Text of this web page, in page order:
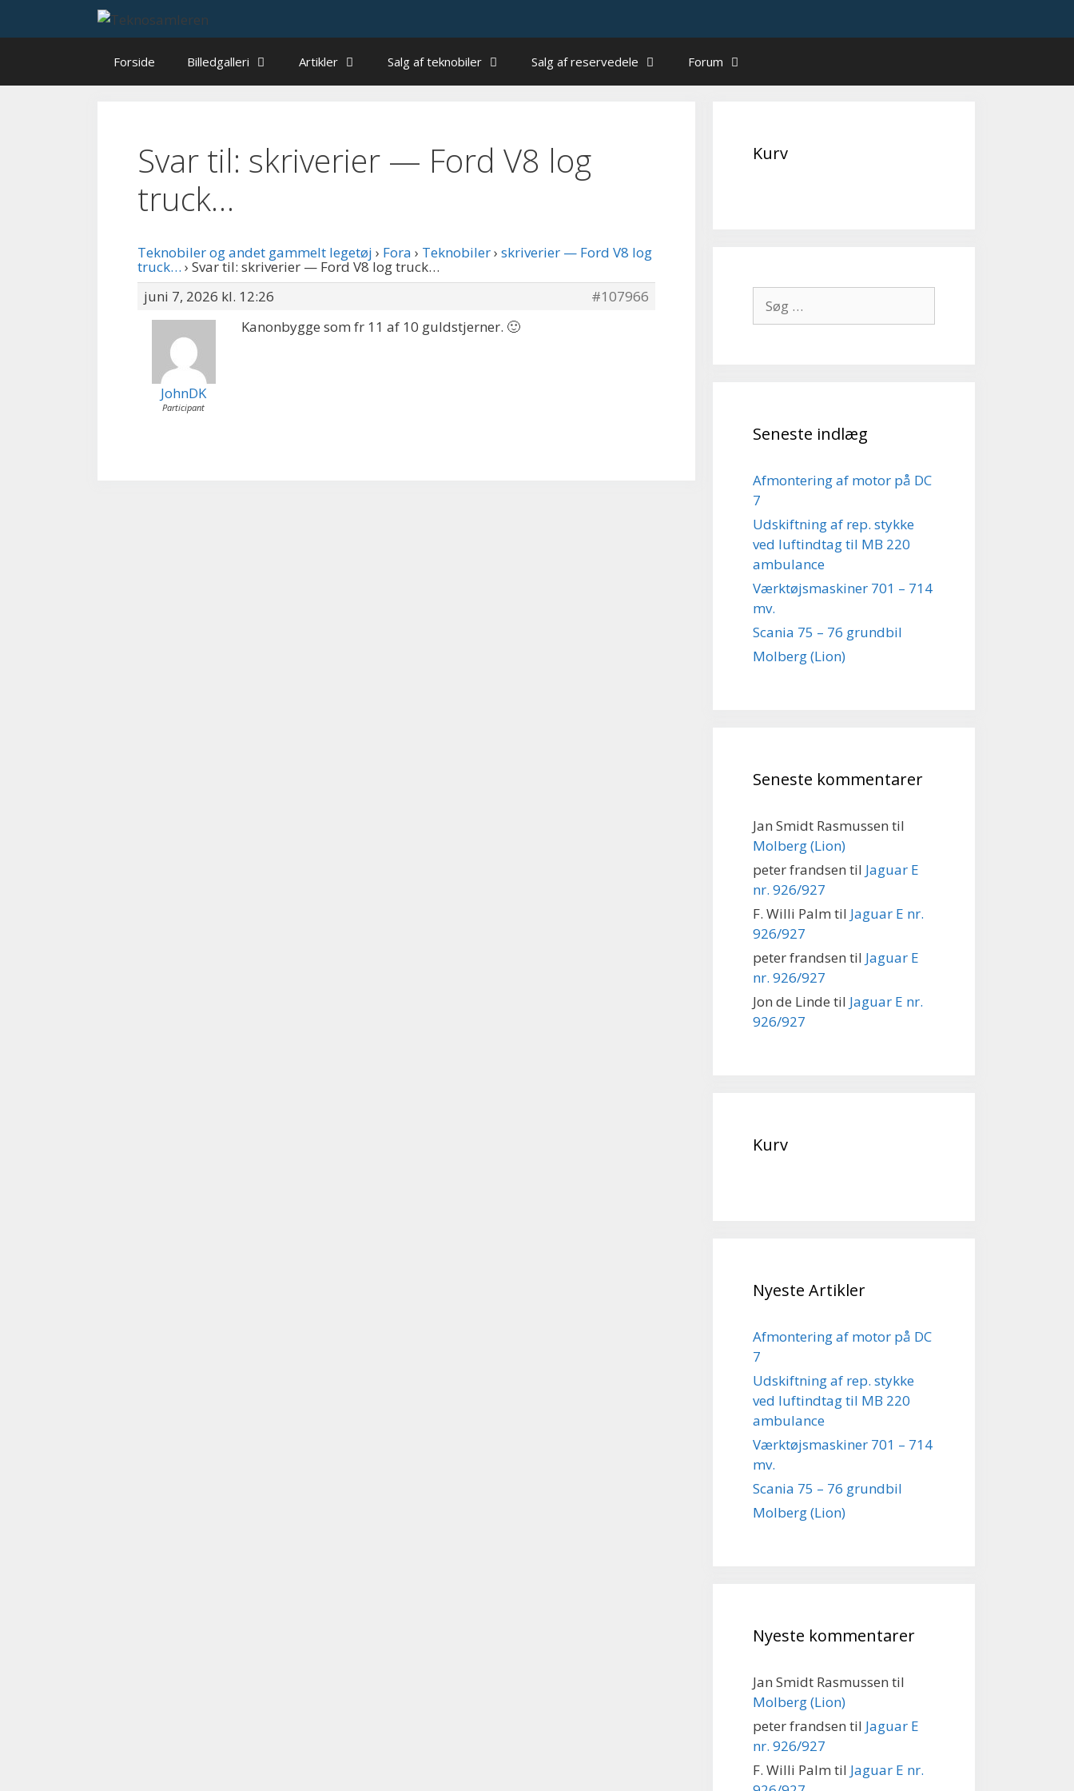
Forside Billedgalleri Artikler Salg af teknobiler Salg af reservedele Forum
Svar til: skriverier — Ford V8 log
truck…
Teknobiler og andet gammelt legetøj › Fora › Teknobiler› skriverier — Ford V8 log
truck… › Svar til: skriverier — Ford V8 log truck…
juni 7, 2026 kl. 12:26
#107966
JohnDK
Participant
Kanonbygge som fr 11 af 10 guldstjerner. 🙂
Kurv
efter:
Seneste indlæg
Afmontering af motor på DC
7
Udskiftning af rep. stykke
ved luftindtag til MB 220
ambulance
Værktøjsmaskiner 701 – 714
mv.
Scania 75 – 76 grundbil
Molberg (Lion)
Seneste kommentarer
Jan Smidt Rasmussen til
Molberg (Lion)
peter frandsen til Jaguar E
nr. 926/927
F. Willi Palm til Jaguar E nr.
926/927
peter frandsen til Jaguar E
nr. 926/927
Jon de Linde til Jaguar E nr.
926/927
Kurv
Nyeste Artikler
Afmontering af motor på DC
7
Udskiftning af rep. stykke
ved luftindtag til MB 220
ambulance
Værktøjsmaskiner 701 – 714
mv.
Scania 75 – 76 grundbil
Molberg (Lion)
Nyeste kommentarer
Jan Smidt Rasmussen til
Molberg (Lion)
peter frandsen til Jaguar E
nr. 926/927
F. Willi Palm til Jaguar E nr.